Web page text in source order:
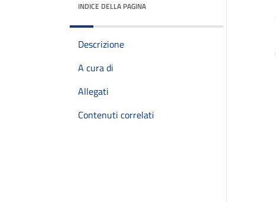
INDICE DELLA PAGINA
Descrizione
A cura di
Allegati
Contenuti correlati